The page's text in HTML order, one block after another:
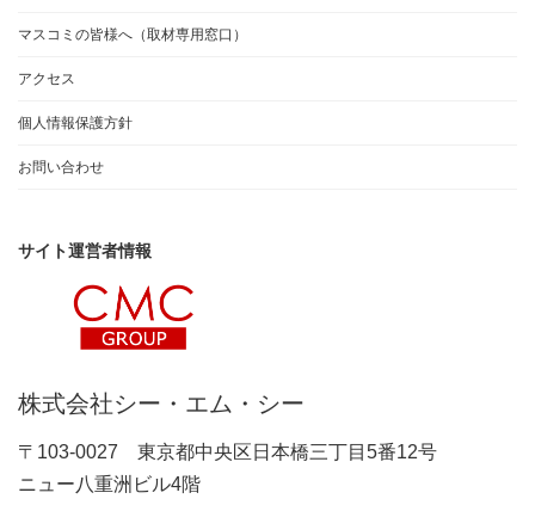
マスコミの皆様へ（取材専用窓口）
アクセス
個人情報保護方針
お問い合わせ
サイト運営者情報
株式会社シー・エム・シー
〒103-0027 東京都中央区日本橋三丁目5番12号
ニュー八重洲ビル4階